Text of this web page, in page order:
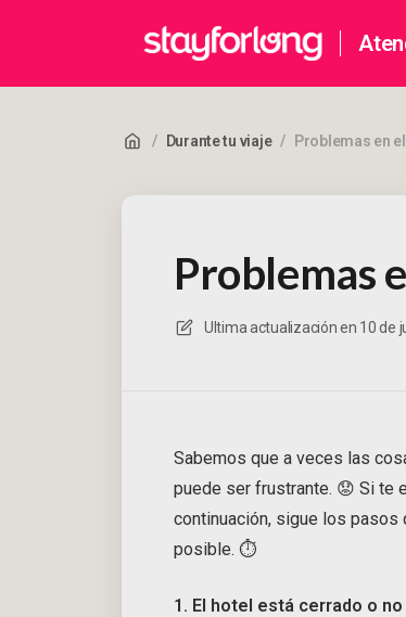
/ Durante tu viaje / Problemas en
Problemas
Ultima actualización en 10 de
Sabemos que a veces las
puede ser frustrante. 😟 Si te
continuación, sigue los pasos
posible. ⏱️
1. El hotel está cerrado o